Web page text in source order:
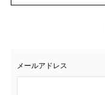
メールアドレス